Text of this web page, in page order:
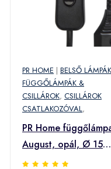
PR HOME | BELSŐ LÁMPÁK
FÜGGŐLÁMPÁK &
CSILLÁROK, CSILLÁROK
CSATLAKOZÓVAL,
PR Home
August, opál, Ø 15
cm, hullámos üveg,